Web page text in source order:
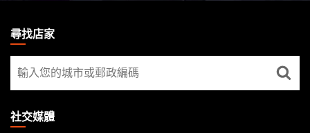
THE
GATHERING
FOOTER
尋找店家
尋
找
家
社交媒體